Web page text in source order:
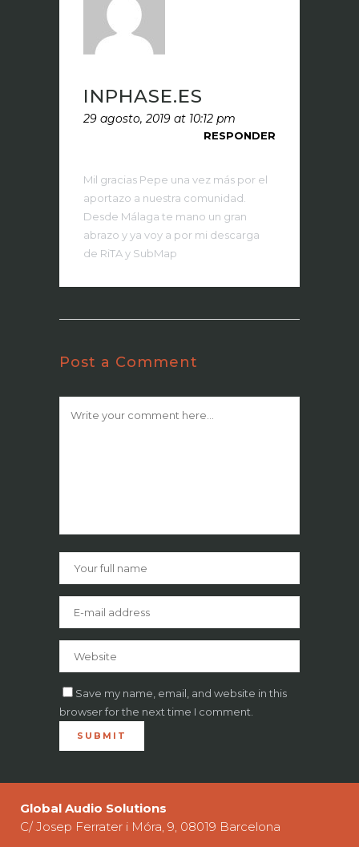
INPHASE.ES
29 agosto, 2019 at 10:12 pm
RESPONDER
Mil gracias Pepe una vez más por el
aportazo a nuestra comunidad.
Desde Málaga te mano un gran
abrazo y ya voy a por mi descarga
de RiTA y SubMap
Post a Comment
Save my name, email, and website in this
browser for the next time I comment.
Global Audio Solutions
C/ Josep Ferrater i Móra, 9, 08019 Barcelona